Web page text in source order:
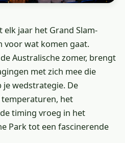
jaar het Grand Slam-
voor wat komen gaat.
Australische zomer, brengt
met zich mee die
je wedstrategie. De
het
timing vroeg in het
Park tot een fascinerende